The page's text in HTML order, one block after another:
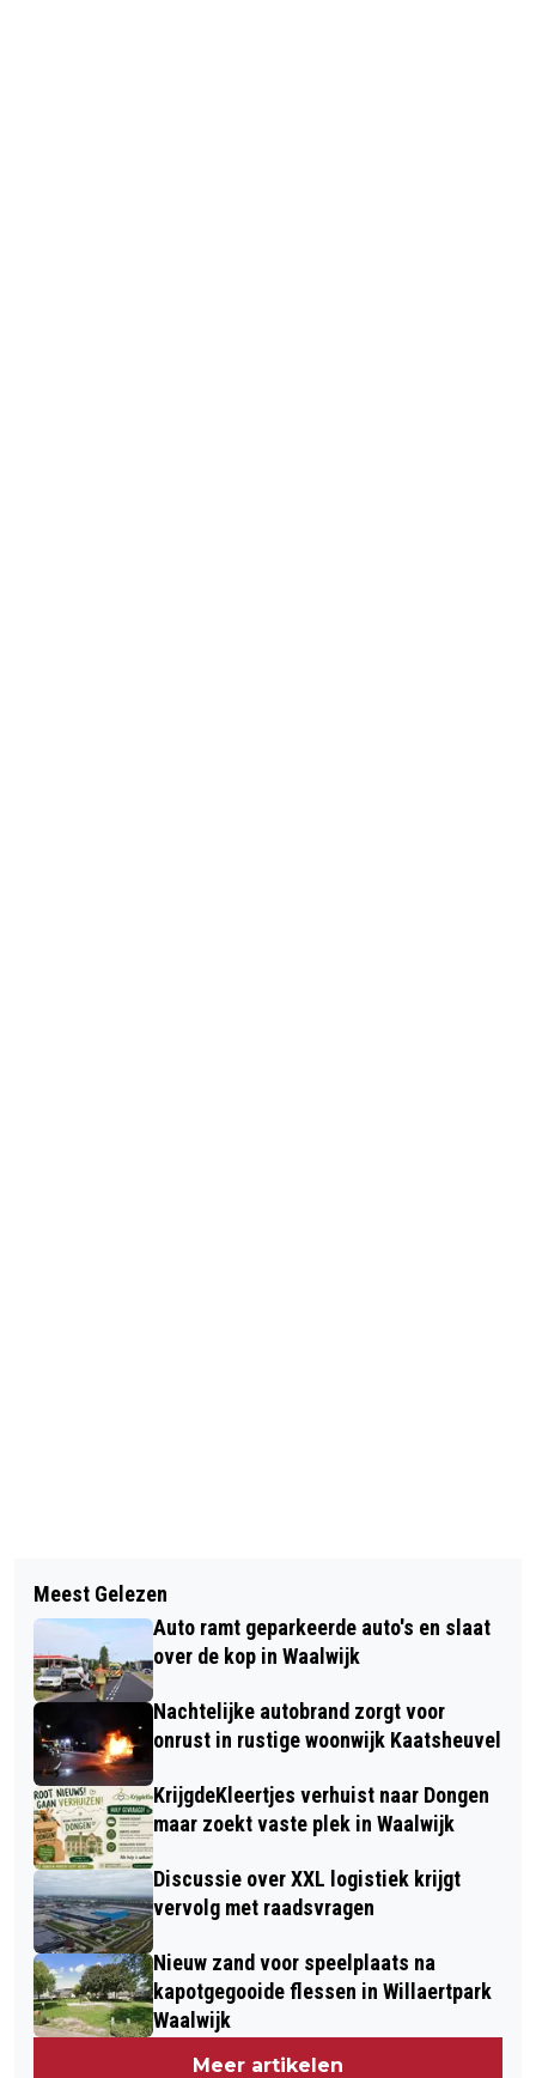
EXTRA ONDERZOEK NODIG NAAR
DAKCONSTRUCTIE SPORTHAL DE
SLAGEN
TPV WAALWIJK 4 KROONT ZICH
OPNIEUW TOT KAMPIOEN IN DE
ZOMERCOMPETITIE
Meest Gelezen
Auto ramt geparkeerde auto's en slaat
over de kop in Waalwijk
Nachtelijke autobrand zorgt voor
onrust in rustige woonwijk Kaatsheuvel
KrijgdeKleertjes verhuist naar Dongen
maar zoekt vaste plek in Waalwijk
Discussie over XXL logistiek krijgt
vervolg met raadsvragen
Nieuw zand voor speelplaats na
kapotgegooide flessen in Willaertpark
Waalwijk
Meer artikelen